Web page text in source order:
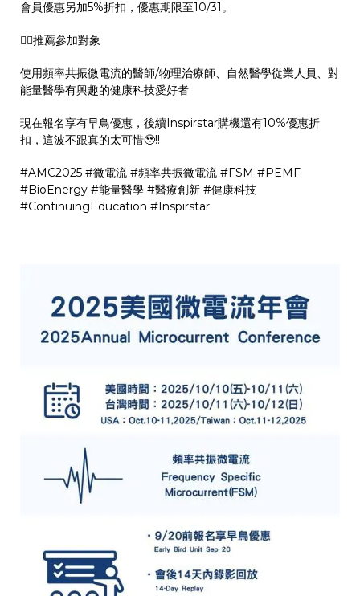
會員優惠另加5%折扣，優惠期限至10/31。
👩‍⚕️推薦參加對象
使用頻率共振微電流的醫師/物理治療師、自然醫學從業人員、對
能量醫學有興趣的健康科技愛好者
現在報名享有早鳥優惠，後續Inspirstar購機還有10%優惠折
扣，這波不跟真的太可惜🥹!!
#AMC2025 #微電流 #頻率共振微電流 #FSM #PEMF
#BioEnergy #能量醫學 #醫療創新 #健康科技
#ContinuingEducation #Inspirstar